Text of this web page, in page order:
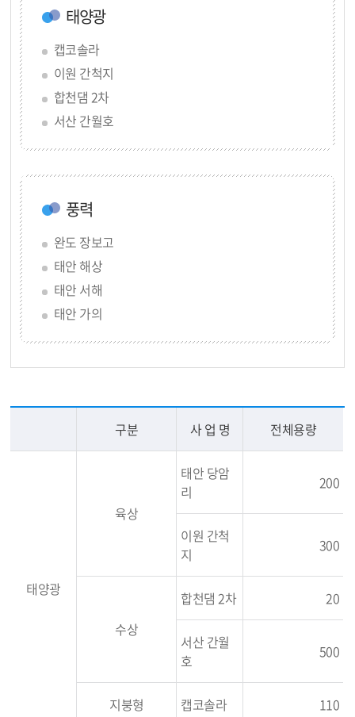
태양광
캡코솔라
이원 간척지
합천댐 2차
서산 간월호
태안 당암리
풍력
완도 장보고
태안 해상
태안 서해
태안 가의
서남권 시범사업
구분 사 업 명 전체용량
태양광
육상
태안 당암
리
200
이원 간척
지
300
수상
합천댐 2차 20
서산 간월
호
500
지붕형 캡코솔라 110